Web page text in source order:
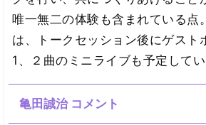
唯一無二の体験も含まれている点
は、トークセッション後にゲスト
1、２曲のミニライブも予定してい
亀田誠治 コメント